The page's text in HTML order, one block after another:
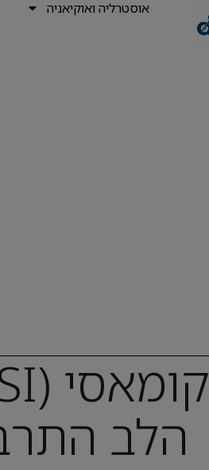
אוסטרליה ואוקיאניה
הלב